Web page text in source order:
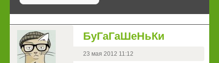
БуГаГаШеНьКи
23 мая 2012 11:12